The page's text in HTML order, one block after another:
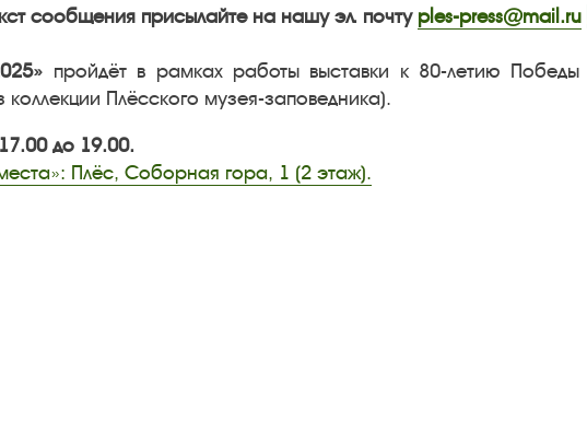
сообщения присылайте на нашу эл. почту ples-press@mail.ru
пройдёт в рамках работы выставки к 80-летию
коллекции Плёсского музея-заповедника).
до 19.00.
Плёс, Соборная гора, 1 (2 этаж).